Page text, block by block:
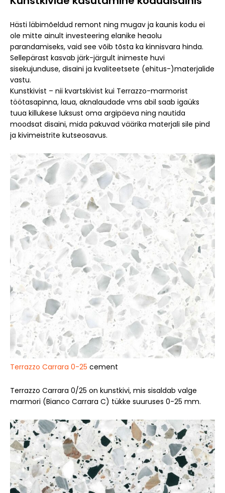
Hästi läbimõeldud remont ning mugav ja kaunis kodu ei
ole mitte ainult investeering elanike heaolu
parandamiseks, vaid see võib tõsta ka kinnisvara hinda.
Sellepärast kasvab järk-järgult inimeste huvi
sisekujunduse, disaini ja kvaliteetsete (ehitus-)materjalide
vastu.
Kunstkivist – nii kvartskivist kui Terrazzo-marmorist
töötasapinna, laua, aknalaudade vms abil saab igaüks
tuua killukese luksust oma argipäeva ning nautida
moodsat disaini, mida pakuvad väärika materjali sile pind
ja kivimeistrite kutseosavus.
Terrazzo Carrara 0-25 cement
Terrazzo Carrara 0/25 on kunstkivi, mis sisaldab valge
marmori (Bianco Carrara C) tükke suuruses 0-25 mm.